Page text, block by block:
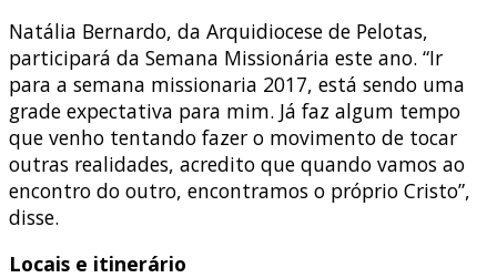
Natália Bernardo, da Arquidiocese de Pelotas,
participará da Semana Missionária este ano. “Ir
para a semana missionaria 2017, está sendo uma
grade expectativa para mim. Já faz algum tempo
que venho tentando fazer o movimento de tocar
outras realidades, acredito que quando vamos ao
encontro do outro, encontramos o próprio Cristo”,
disse.
Locais e itinerário